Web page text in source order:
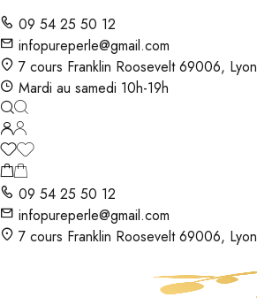
09 54 25 50 12
infopureperle@gmail.com
7 cours Franklin Roosevelt 69006, Lyon
Mardi au samedi 10h-19h
09 54 25 50 12
infopureperle@gmail.com
7 cours Franklin Roosevelt 69006, Lyon